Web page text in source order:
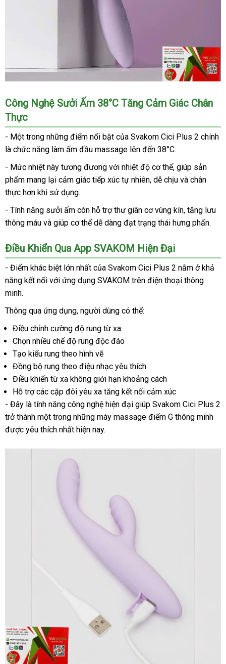
Công Nghệ Sưởi Ấm 38°C Tăng Cảm Giác Chân
Thực
- Một trong những điểm nổi bật của Svakom Cici Plus 2 chính
là chức năng làm ấm đầu massage lên đến 38°C.
- Mức nhiệt này tương đương với nhiệt độ cơ thể, giúp sản
phẩm mang lại cảm giác tiếp xúc tự nhiên, dễ chịu và chân
thực hơn khi sử dụng.
- Tính năng sưởi ấm còn hỗ trợ thư giãn cơ vùng kín, tăng lưu
thông máu và giúp cơ thể dễ dàng đạt trạng thái hưng phấn.
Điều Khiển Qua App SVAKOM Hiện Đại
- Điểm khác biệt lớn nhất của Svakom Cici Plus 2 nằm ở khả
năng kết nối với ứng dụng SVAKOM trên điện thoại thông
minh.
Thông qua ứng dụng, người dùng có thể:
Điều chỉnh cường độ rung từ xa
Chọn nhiều chế độ rung độc đáo
Tạo kiểu rung theo hình vẽ
Đồng bộ rung theo điệu nhạc yêu thích
Điều khiển từ xa không giới hạn khoảng cách
Hỗ trợ các cặp đôi yêu xa tăng kết nối cảm xúc
- Đây là tính năng công nghệ hiện đại giúp Svakom Cici Plus 2
trở thành một trong những máy massage điểm G thông minh
được yêu thích nhất hiện nay.